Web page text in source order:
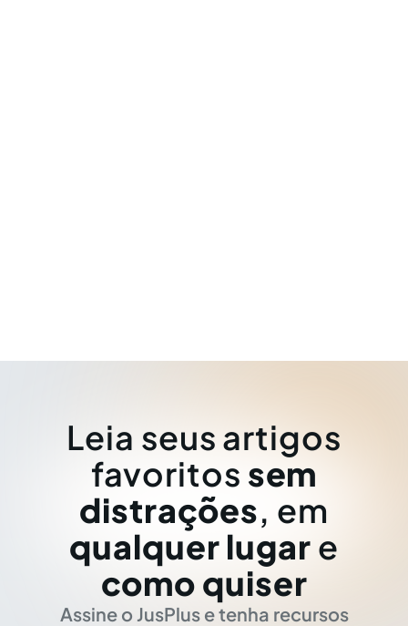
Leia seus artigos
favoritos sem
distrações, em
qualquer lugar e
como quiser
Assine o JusPlus e tenha recursos